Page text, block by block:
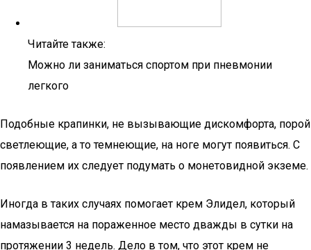
Читайте также:
Можно ли заниматься спортом при пневмонии
легкого
Подобные крапинки, не вызывающие дискомфорта, порой
светлеющие, а то темнеющие, на ноге могут появиться. С
появлением их следует подумать о монетовидной экземе.
Иногда в таких случаях помогает крем Элидел, который
намазывается на пораженное место дважды в сутки на
протяжении 3 недель. Дело в том, что этот крем не